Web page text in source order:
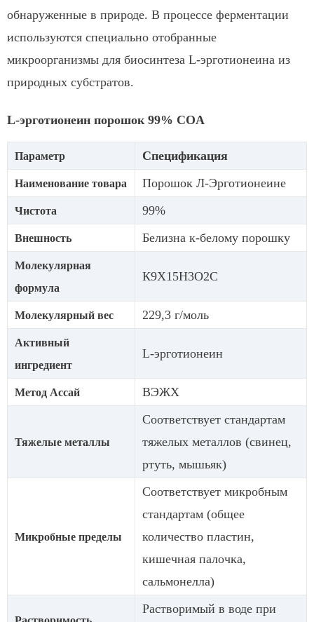
обнаруженные в природе. В процессе ферментации
используются специально отобранные
микроорганизмы для биосинтеза L-эрготионеина из
природных субстратов.
L-эрготионеин порошок 99% COA
Параметр Спецификация
Наименование товара Порошок Л-Эрготионеине
Чистота 99%
Внешность Белизна к-белому порошку
Молекулярная
формула
К9Х15Н3О2С
Молекулярный вес 229,3 г/моль
Активный
ингредиент
L-эрготионеин
Метод Ассай ВЭЖХ
Тяжелые металлы
Соответствует стандартам
тяжелых металлов (свинец,
ртуть, мышьяк)
Микробные пределы
Соответствует микробным
стандартам (общее
количество пластин,
кишечная палочка,
сальмонелла)
Растворимый в воде при